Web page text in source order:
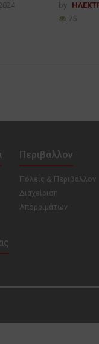
by
75
Περιβάλλον
Πόλεις & Περιβάλλον
Διαχείριση
Απορριμάτων